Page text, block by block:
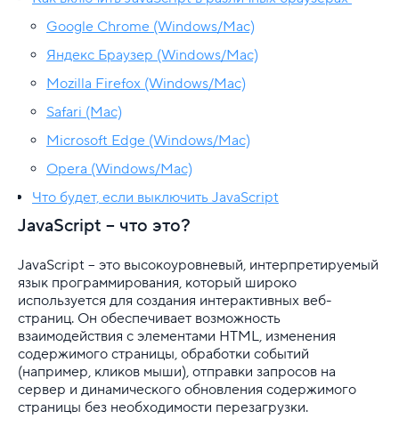
Для разработки
JavaScript
JavaScript: область видимости переменных и
Как включить JavaScript в браузере
Как выполнить деплой Java-приложения:
Методы массивов JavaScript: что это такое и как
Установка Java в Ubuntu 22.04
Python
Выделенные серверы
Google Chrome (Windows/Mac)
Яндекс Браузер (Windows/Mac)
Mozilla Firefox (Windows/Mac)
Safari (Mac)
Microsoft Edge (Windows/Mac)
Opera (Windows/Mac)
Что будет, если выключить JavaScript
JavaScript – что это?
JavaScript – это высокоуровневый, интерпретируемый
язык программирования, который широко
используется для создания интерактивных веб-
страниц. Он обеспечивает возможность
взаимодействия с элементами HTML, изменения
содержимого страницы, обработки событий
(например, кликов мыши), отправки запросов на
сервер и динамического обновления содержимого
страницы без необходимости перезагрузки.